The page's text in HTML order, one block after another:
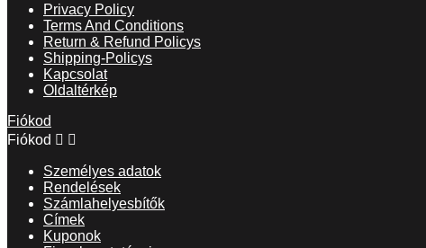
Privacy Policy
Terms And Conditions
Return & Refund Policys
Shipping-Policys
Kapcsolat
Oldaltérkép
Fiókod
Fiókod  
Személyes adatok
Rendelések
Számlahelyesbítők
Címek
Kuponok